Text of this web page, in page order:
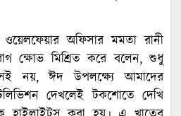
অফিসার মমতা রানী
ক্ষোভ মিশ্রিত করে বলেন, শুধু
নয়, ঈদ উপলক্ষ্যে আমাদের
দেখলেই টকশোতে দেখি